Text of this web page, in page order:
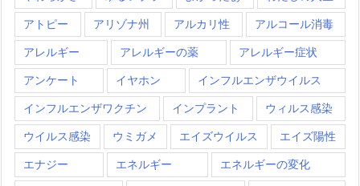
アトピー アリゾナ州 アルカリ性 アルコール消毒
アレルギー アレルギーの薬 アレルギー症状
アンケート イヤホン インフルエンザウイルス
インフルエンザワクチン インプラント ウィルス感染
ウイルス感染 ウミガメ エイズウイルス エイズ陽性
エナジー エネルギー エネルギーの変化